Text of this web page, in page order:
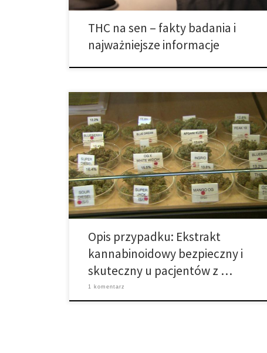
THC na sen – fakty badania i
najważniejsze informacje
Tauranga, Nowa Zelandia: Jak wynika z raportu
opublikowanego w internecie, w czasopiśmie
Australasian Psychiatry podawanie standaryzowanych
ekstraktów kannabinoidowych (Sativex) jest
bezpieczne i skuteczne w łagodzeniu objawów
zespołu Tourette’a. Badacze ze szpitalu w Tauranga
oraz Department of Psychiatry w Nowej Zelandii
oceniali wpływ jaki ma podawanie dwa razy dziennie
substancji znanej […]
Opis przypadku: Ekstrakt
kannabinoidowy bezpieczny i
skuteczny u pacjentów z …
1 komentarz